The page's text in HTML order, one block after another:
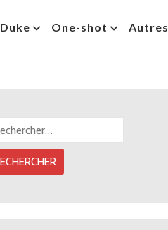
Duke One-shot Autres